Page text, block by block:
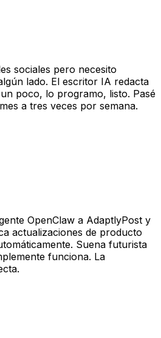
sociales pero necesito
lado. El escritor IA redacta
poco, lo programo, listo. Pasé
a tres veces por semana.
OpenClaw a AdaptlyPost y
actualizaciones de producto
Suena futurista
funciona. La